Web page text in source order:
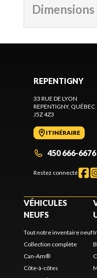
Dimensions
REPENTIGNY
33 RUE DE LYON
REPENTIGNY, QUÉBEC
J5Z 4Z3
ITINÉRAIRE
450 666-6676
Restez connecté
VÉHICULES
NEUFS
Tout notre inventaire neuf
Collection complète
Can-Am®
Côte-à-côtes